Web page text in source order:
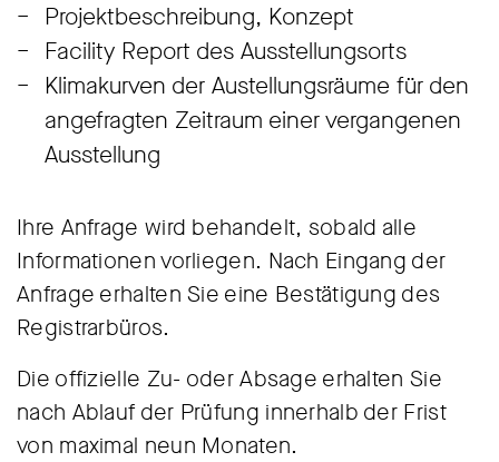
Projektbeschreibung, Konzept
Facility Report des Ausstellungsorts
Klimakurven der Austellungsräume für den
angefragten Zeitraum einer vergangenen
Ausstellung
Ihre Anfrage wird behandelt, sobald alle
Informationen vorliegen. Nach Eingang der
Anfrage erhalten Sie eine Bestätigung des
Registrarbüros.
Die offizielle Zu- oder Absage erhalten Sie
nach Ablauf der Prüfung innerhalb der Frist
von maximal neun Monaten.